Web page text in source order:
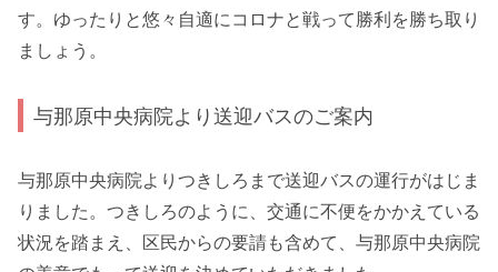
す。ゆったりと悠々自適にコロナと戦って勝利を勝ち取り
ましょう。
与那原中央病院より送迎バスのご案内
与那原中央病院よりつきしろまで送迎バスの運行がはじま
りました。つきしろのように、交通に不便をかかえている
状況を踏まえ、区民からの要請も含めて、与那原中央病院